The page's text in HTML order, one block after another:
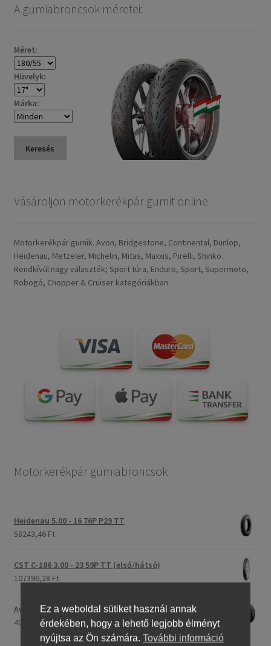
A gumiabroncsok méretei:
Méret:
Hüvelyk:
Márka:
Keresés
Vásároljon motorkerékpár gumit online
Motorkerékpár gumik. Avon, Bridgestone, Continental, Dunlop,
Heidenau, Metzeler, Michelin, Mitas, Maxxis, Pirelli, Shinko.
Rendkívül nagy választék; Sport túra, Enduro, Sport, Supermoto,
Robogó, Chopper & Cruiser kategóriákban.
Motorkerékpár gumiabroncsok
Heidenau 5.00 - 16 76P P29 TT
58243,46 Ft
CST C-186 3.00 - 23 59P TT (első/hátsó)
107396,28 Ft
Avon Roadrider MKII 90/90 - 18 51V TL (első/hátsó)
40791,20 Ft
Ez a weboldal sütiket használ annak
érdekében, hogy a lehető legjobb élményt
nyújtsa az Ön számára. További információ